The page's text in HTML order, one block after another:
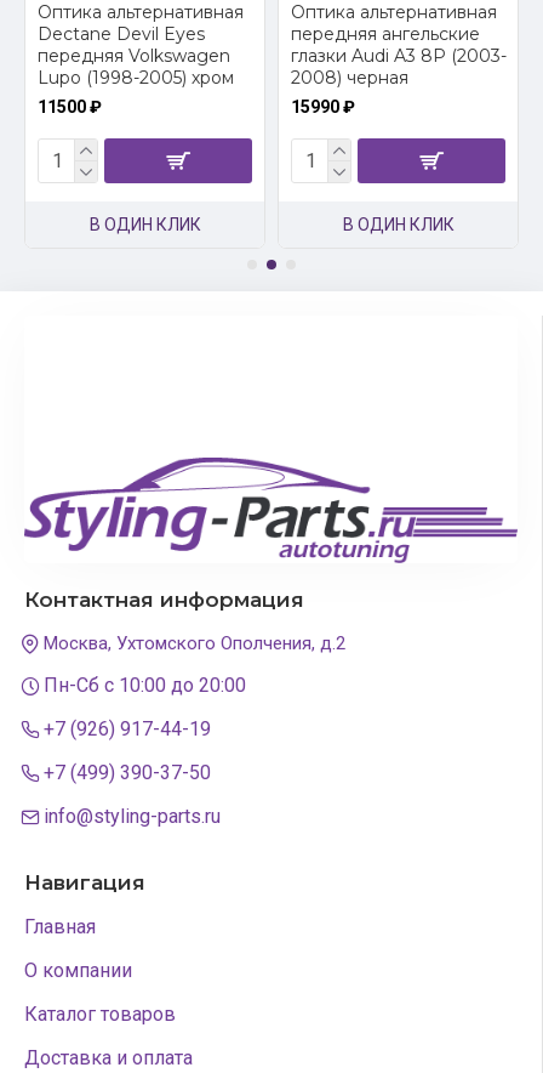
Оптика альтернативная
Dectane Devil Eyes
передняя Volkswagen
Lupo (1998-2005) хром
11500 ₽
В ОДИН КЛИК
Оптика альтернативная
передняя ангельские
глазки Audi A3 8P (2003-
2008) черная
15990 ₽
В ОДИН КЛИК
Контактная информация
Москва, Ухтомского Ополчения, д.2
Пн-Сб с 10:00 до 20:00
+7 (926) 917-44-19
+7 (499) 390-37-50
info@styling-parts.ru
Навигация
Главная
О компании
Каталог товаров
Доставка и оплата